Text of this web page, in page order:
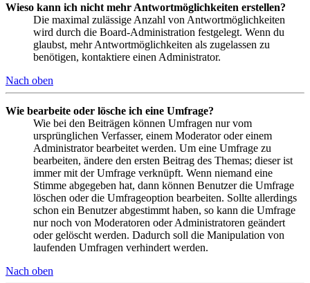
Wieso kann ich nicht mehr Antwortmöglichkeiten erstellen?
Die maximal zulässige Anzahl von Antwortmöglichkeiten
wird durch die Board-Administration festgelegt. Wenn du
glaubst, mehr Antwortmöglichkeiten als zugelassen zu
benötigen, kontaktiere einen Administrator.
Nach oben
Wie bearbeite oder lösche ich eine Umfrage?
Wie bei den Beiträgen können Umfragen nur vom
ursprünglichen Verfasser, einem Moderator oder einem
Administrator bearbeitet werden. Um eine Umfrage zu
bearbeiten, ändere den ersten Beitrag des Themas; dieser ist
immer mit der Umfrage verknüpft. Wenn niemand eine
Stimme abgegeben hat, dann können Benutzer die Umfrage
löschen oder die Umfrageoption bearbeiten. Sollte allerdings
schon ein Benutzer abgestimmt haben, so kann die Umfrage
nur noch von Moderatoren oder Administratoren geändert
oder gelöscht werden. Dadurch soll die Manipulation von
laufenden Umfragen verhindert werden.
Nach oben